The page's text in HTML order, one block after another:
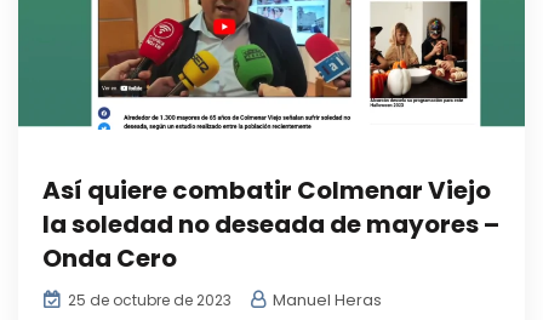
Así quiere combatir Colmenar Viejo
la soledad no deseada de mayores –
Onda Cero
25 de octubre de 2023
Manuel Heras